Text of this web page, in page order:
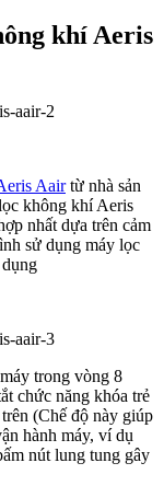
khí Aeris
Aairtừ nhà sản
không khí Aeris
nhất dựa trên cảm
sử dụng máy lọc
trong vòng 8
chức năng khóa trẻ
(Chế độ này giúp
hành máy, ví dụ
nút lung tung gây